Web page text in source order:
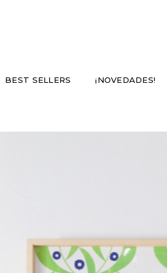
BEST SELLERS ¡NOVEDADES!